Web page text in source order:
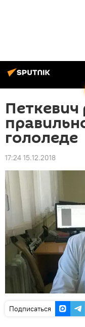
Петкевич
гололеде
17:24 15.12.2018
Подписаться